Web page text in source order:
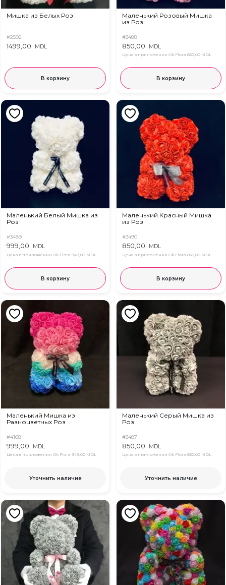
Мишка из Белых Роз
#2592
1499,00 MDL
В корзину
Маленький Розовый Мишка
из Роз
#3488
850,00 MDL
Цена в приложении Ok Flora 830,00 MDL
В корзину
Маленький Белый Мишка из
Роз
#3489
999,00 MDL
Цена в приложении Ok Flora 949,00 MDL
В корзину
Маленький Красный Мишка
из Роз
#3490
850,00 MDL
Цена в приложении Ok Flora 830,00 MDL
В корзину
Маленький Мишка из
Разноцветных Роз
#4168
999,00 MDL
Цена в приложении Ok Flora 949,00 MDL
Уточнить наличие
Маленький Серый Мишка из
Роз
#3487
850,00 MDL
Цена в приложении Ok Flora 830,00 MDL
Уточнить наличие